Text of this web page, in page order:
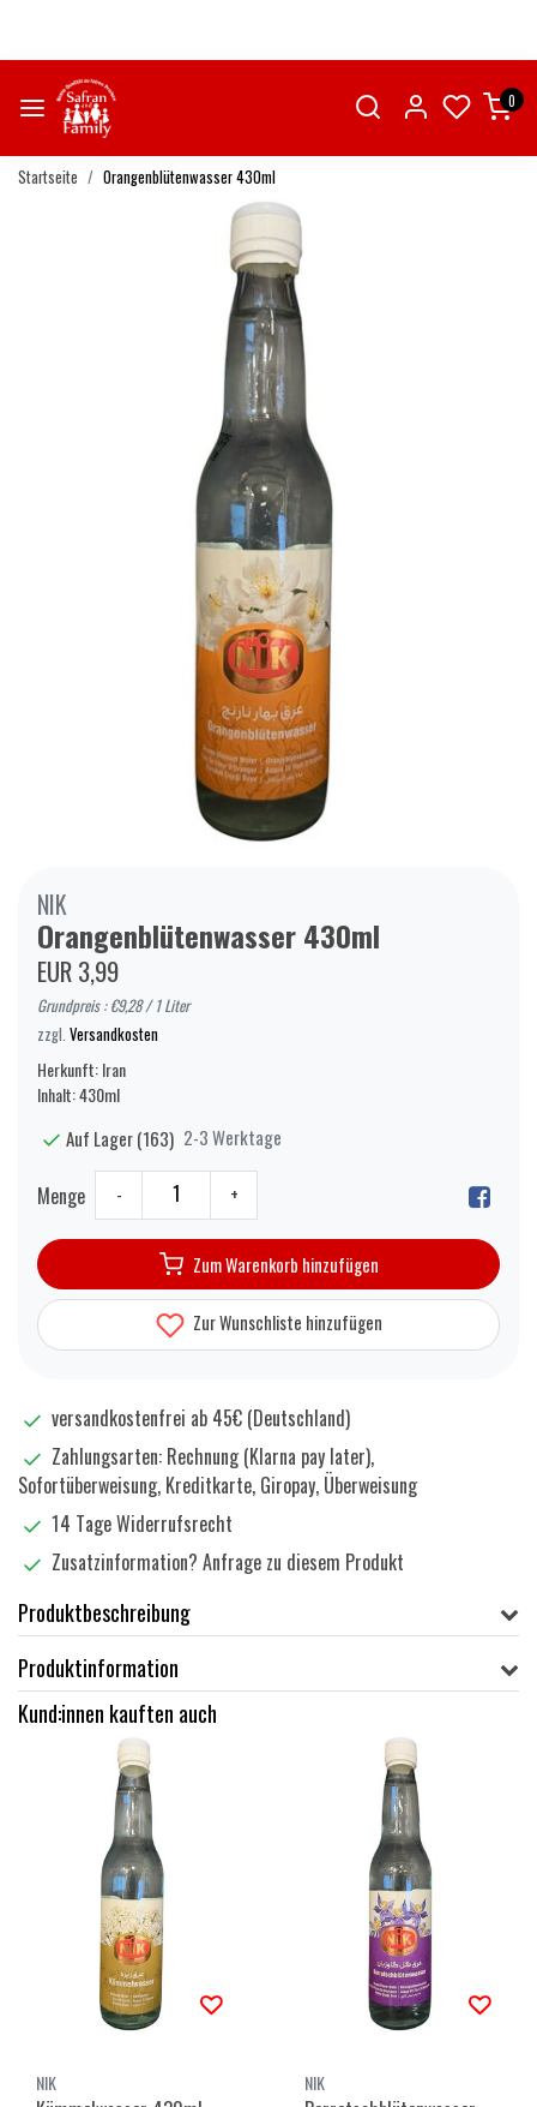
0
Startseite Orangenblütenwasser 430ml
NIK
Orangenblütenwasser 430ml
EUR 3,99
Grundpreis : €9,28 / 1 Liter
zzgl. Versandkosten
Herkunft: Iran
Inhalt: 430ml
Auf Lager (163) 2-3 Werktage
Menge - +
Zum Warenkorb hinzufügen
Zur Wunschliste hinzufügen
versandkostenfrei ab 45€ (Deutschland)
Zahlungsarten: Rechnung (Klarna pay later),
Sofortüberweisung, Kreditkarte, Giropay, Überweisung
14 Tage Widerrufsrecht
Zusatzinformation? Anfrage zu diesem Produkt
Produktbeschreibung
Produktinformation
Kund:innen kauften auch
NIK NIK